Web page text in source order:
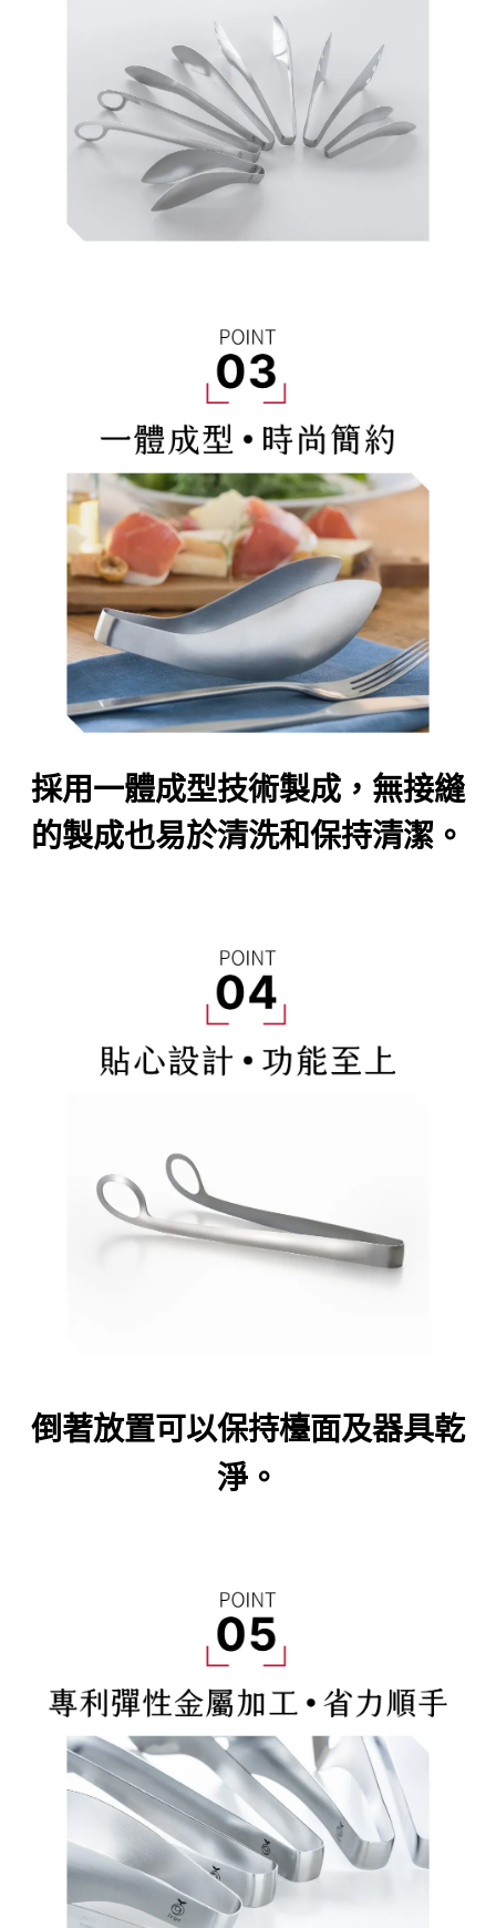
採用一體成型技術製成，無接縫
的製成也易於清洗和保持清潔 。
倒著放置可以保持檯面及器具乾
淨。